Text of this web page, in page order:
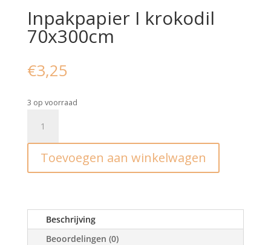
Inpakpapier I krokodil
70x300cm
€3,25
3 op voorraad
krokodil
70x300cm
aantal
Toevoegen aan winkelwagen
Beschrijving
Beoordelingen (0)